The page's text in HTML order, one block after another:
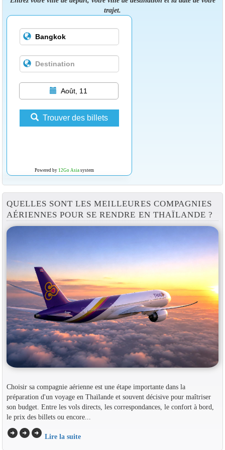
trajet.
Août, 11
Trouver des billets
Powered by 12Go Asiasystem
QUELLES SONT LES MEILLEURES COMPAGNIES
AÉRIENNES POUR SE RENDRE EN THAÏLANDE ?
Choisir sa compagnie aérienne est une étape importante dans la
préparation d'un voyage en Thaïlande et souvent décisive pour maîtriser
son budget. Entre les vols directs, les correspondances, le confort à bord,
le prix des billets ou encore...
arrow_circle_rightarrow_circle_rightarrow_circle_right Lire la suite